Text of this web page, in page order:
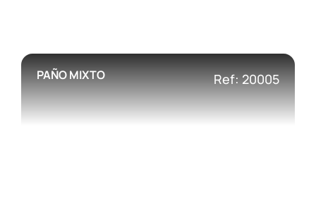
PAÑO MIXTO Ref: 20005